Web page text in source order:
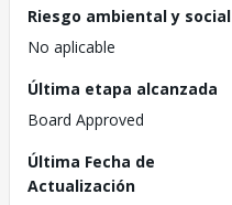
Riesgo ambiental y social
No aplicable
Última etapa alcanzada
Board Approved
Última Fecha de
Actualización